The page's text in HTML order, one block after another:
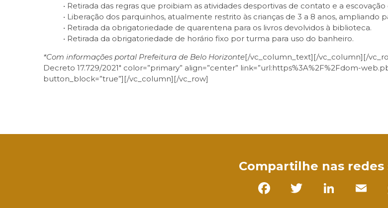
• Retirada das regras que proibiam as atividades desportivas de contato e a
• Liberação dos parquinhos, atualmente restrito às crianças de 3 a 8 anos, ampliando
• Retirada da obrigatoriedade de quarentena para os livros devolvidos à biblioteca.
• Retirada da obrigatoriedade de horário fixo por turma para uso do banheiro.
*Com informações portal Prefeitura de Belo Horizonte[/vc_column_text][/vc_column][/
Decreto 17.729/2021″ color=”primary” align=”center” link=”url:https%3A%2F%2Fdom-
button_block=”true”][/vc_column][/vc_row]
Compartilhe nas redes